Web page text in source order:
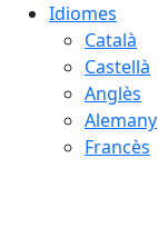
Idiomes
Català
Castellà
Anglès
Alemany
Francès